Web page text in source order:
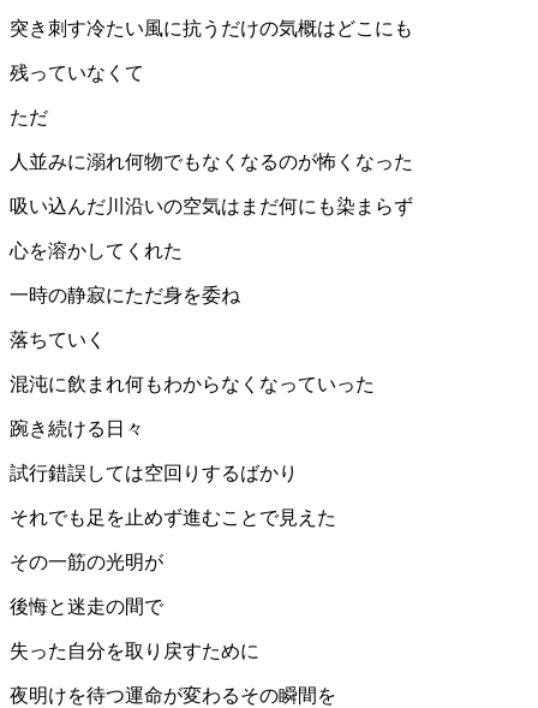
突き刺す冷たい風に抗うだけの気概はどこにも
残っていなくて
ただ
人並みに溺れ何物でもなくなるのが怖くなった
吸い込んだ川沿いの空気はまだ何にも染まらず
心を溶かしてくれた
一時の静寂にただ身を委ね
落ちていく
混沌に飲まれ何もわからなくなっていった
踠き続ける日々
試行錯誤しては空回りするばかり
それでも足を止めず進むことで見えた
その一筋の光明が
後悔と迷走の間で
失った自分を取り戻すために
夜明けを待つ運命が変わるその瞬間を